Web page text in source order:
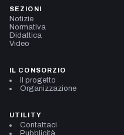
SEZIONI
Notizie
Normativa
Didattica
Video
IL CONSORZIO
Il progetto
Organizzazione
UTILITY
Contattaci
Pubblicità